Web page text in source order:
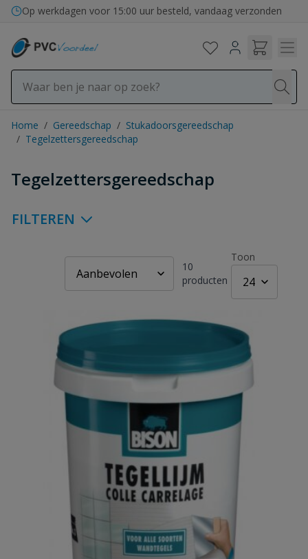
Ga naar de inhoud
Bezorging in binnen- en buitenland
Home / Gereedschap / Stukadoorsgereedschap
/ Tegelzettersgereedschap
Tegelzettersgereedschap
FILTEREN
10
producten
Toon